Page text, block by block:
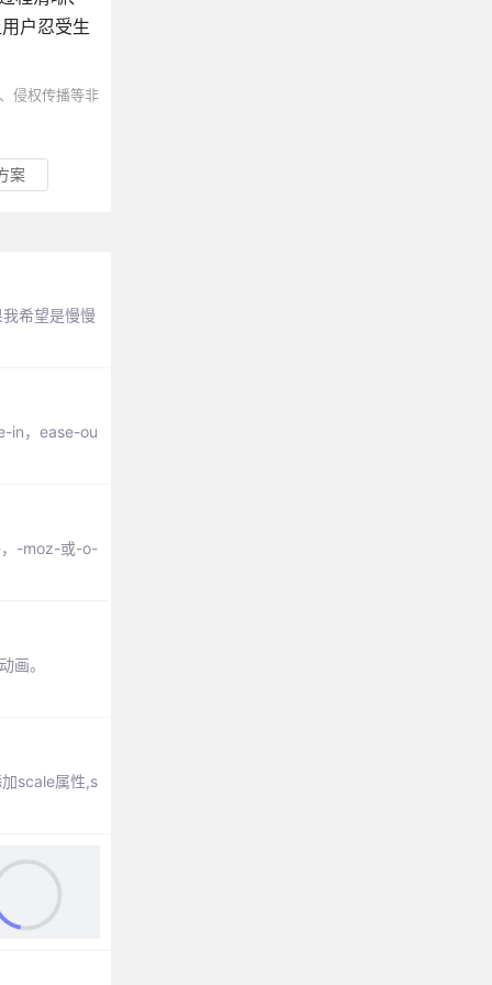
户忍受生
侵权传播等非
案
希望是慢慢
in，ease-ou
，-moz-或-o-
画。
scale属性,s